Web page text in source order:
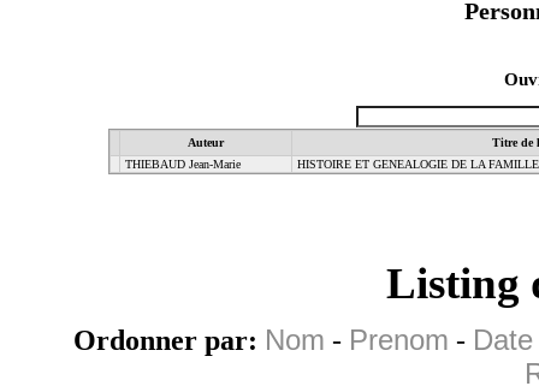
Auteur
Titre de
THIEBAUD Jean-Marie
HISTOIRE ET GENEALOGIE DE LA
Listing
Ordonner par: Nom - Prenom -